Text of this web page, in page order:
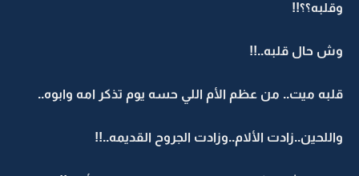
وقلبه؟؟!!
وش حال قلبه..!!
قلبه ميت.. من عظم الأم اللي حسه يوم تذكر امه وابوه..
واللحين..زادت الألام..وزادت الجروح القديمه..!!